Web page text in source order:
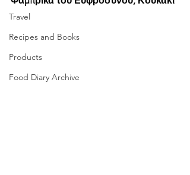
Travel
Recipes and Books
Products
Food Diary Archive